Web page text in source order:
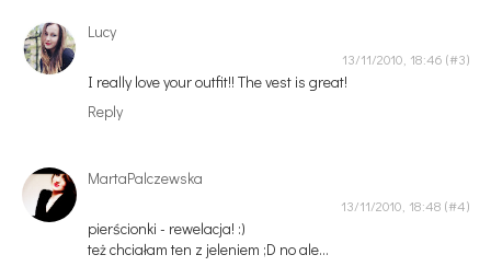
Lucy
13/11/2010, 18:46
I really love your outfit!! The vest is great!
Reply
MartaPalczewska
13/11/2010, 18:48
pierścionki - rewelacja! :)
też chciałam ten z jeleniem ;D no ale...